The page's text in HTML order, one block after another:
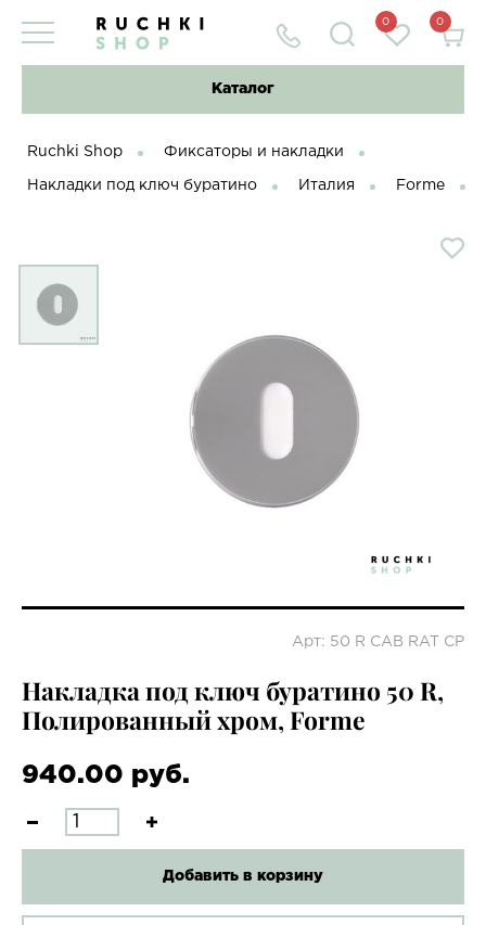
0 0
Каталог
Ruchki Shop Фиксаторы и накладки
Накладки под ключ буратино Италия Forme
Арт: 50 R CAB RAT CP
Накладка под ключ буратино 50 R,
Полированный хром, Forme
940.00 руб.
Добавить в корзину